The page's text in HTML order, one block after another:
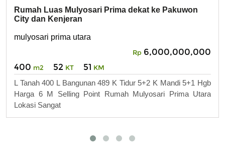
Rumah Luas Mulyosari Prima dekat ke Pakuwon
City dan Kenjeran
mulyosari prima utara
Rp 6,000,000,000
400 m2 52 KT 51 KM
L Tanah 400 L Bangunan 489 K Tidur 5+2 K Mandi 5+1 Hgb
Harga 6 M Selling Point Rumah Mulyosari Prima Utara
Lokasi Sangat